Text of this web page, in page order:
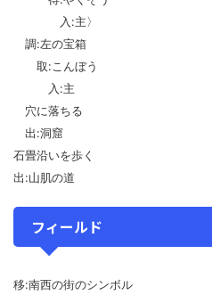
入:主〉
調:左の宝箱
取:こんぼう
入:主
穴に落ちる
出:洞窟
石畳沿いを歩く
出:山肌の道
フィールド
移:南西の街のシンボル